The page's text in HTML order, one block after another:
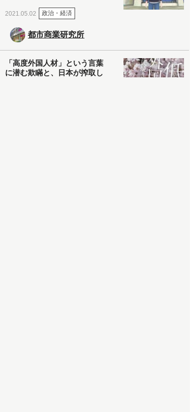
2021.05.02 政治・経済
都市商業研究所
「高度外国人材」という言葉
に潜む欺瞞と、日本が搾取し